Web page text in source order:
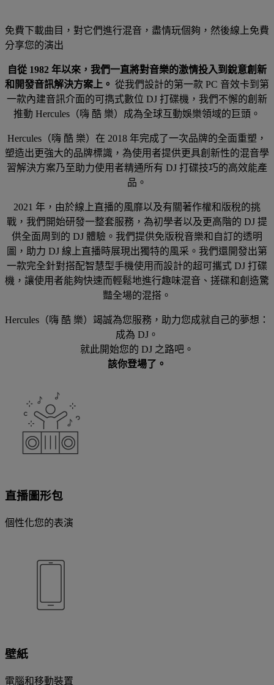
免費下載曲目，對它們進行混音，盡情玩個夠，然後線上免費
分享您的演出
自從 1982 年以來，我們一直將對音樂的激情投入到銳意創新
和開發音訊解決方案上。 從我們設計的第一款 PC 音效卡到第
一款內建音訊介面的可擕式數位 DJ 打碟機，我們不懈的創新
推動 Hercules（嗨 酷 樂）成為全球互動娛樂領域的巨頭。
Hercules（嗨 酷 樂）在 2018 年完成了一次品牌的全面重塑，
塑造出更強大的品牌標識，為使用者提供更具創新性的混音學
習解決方案乃至助力使用者精通所有 DJ 打碟技巧的高效能產
品。
2021 年，由於線上直播的風靡以及有關著作權和版稅的挑
戰，我們開始研發一整套服務，為初學者以及更高階的 DJ 提
供全面周到的 DJ 體驗。我們提供免版稅音樂和自訂的透明
圖，助力 DJ 線上直播時展現出獨特的風采。我們還開發出第
一款完全針對搭配智慧型手機使用而設計的超可攜式 DJ 打碟
機，讓使用者能夠快速而輕鬆地進行趣味混音、搓碟和創造驚
豔全場的混搭。
Hercules（嗨 酷 樂）竭誠為您服務，助力您成就自己的夢想：
成為 DJ。
就此開始您的 DJ 之路吧。
該你登場了。
直播圖形包
個性化您的表演
壁紙
電腦和移動裝置